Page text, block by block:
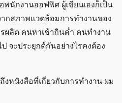
พนักงานออฟฟิศ ผู้เขียนเองก็เป็น
กสภาพแวดล้อมการทำงานของ
ผลิต คนหาเช้ากินค่ำ คนทำงาน
จะประยุกต์กันอย่างไรคงต้อง
งหนังสือที่เกี่ยวกับการทำงาน ผม